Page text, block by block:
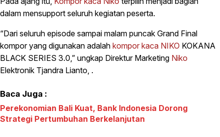
dalam mensupport seluruh kegiatan peserta.
“Dari seluruh episode sampai malam puncak Grand Final
kompor yang digunakan adalah kompor kaca NIKO KOKANA
BLACK SERIES 3.0,” ungkap Direktur Marketing Niko
Elektronik Tjandra Lianto, .
Baca Juga :
Perekonomian Bali Kuat, Bank Indonesia Dorong
Strategi Pertumbuhan Berkelanjutan